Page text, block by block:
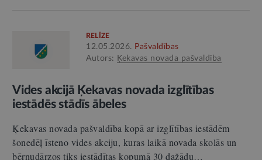
RELĪZE
12.05.2026. Pašvaldības
Autors:
Ķekavas novada pašvaldība
Vides akcijā Ķekavas novada izglītības
iestādēs stādīs ābeles
Ķekavas novada pašvaldība kopā ar izglītības iestādēm
šonedēļ īsteno vides akciju, kuras laikā novada skolās un
bērnudārzos tiks iestādītas kopumā 30 dažādu…